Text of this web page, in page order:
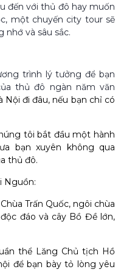
đến với thủ đô hay muốn
một chuyến city tour sẽ
và sâu sắc.
trình lý tưởng để bạn
thủ đô ngàn năm văn
Nội đi đâu, nếu bạn chỉ có
tôi bắt đầu một hành
bạn xuyên không qua
thủ đô.
Nguồn:
Chùa Trấn Quốc, ngôi chùa
đáo và cây Bồ Đề lớn,
thể Lăng Chủ tịch Hồ
để bạn bày tỏ lòng yêu